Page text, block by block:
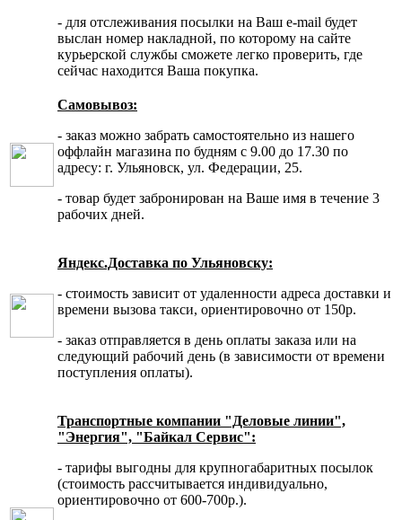
- для отслеживания посылки на Ваш e-mail будет
выслан номер накладной, по которому на сайте
курьерской службы сможете легко проверить, где
сейчас находится Ваша покупка.
Самовывоз:
- заказ можно забрать самостоятельно из нашего
оффлайн магазина по будням с 9.00 до 17.30 по
адресу: г. Ульяновск, ул. Федерации, 25.
- товар будет забронирован на Ваше имя в течение 3
рабочих дней.
Яндекс.Доставка по Ульяновску:
- стоимость зависит от удаленности адреса доставки и
времени вызова такси, ориентировочно от 150р.
- заказ отправляется в день оплаты заказа или на
следующий рабочий день (в зависимости от времени
поступления оплаты).
Транспортные компании "Деловые линии",
"Энергия", "Байкал Сервис":
- тарифы выгодны для крупногабаритных посылок
(стоимость рассчитывается индивидуально,
ориентировочно от 600-700р.).